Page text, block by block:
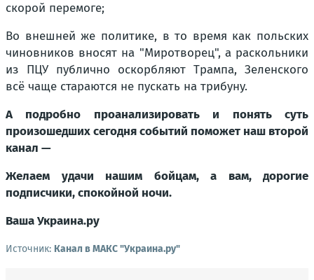
скорой перемоге;
Во внешней же политике, в то время как польских
чиновников вносят на "Миротворец", а раскольники
из ПЦУ публично оскорбляют Трампа, Зеленского
всё чаще стараются не пускать на трибуну.
А подробно проанализировать и понять суть
произошедших сегодня событий поможет наш второй
канал —
Желаем удачи нашим бойцам, а вам, дорогие
подписчики, спокойной ночи.
Ваша Украина.ру
Источник: Канал в МАКС "Украина.ру"